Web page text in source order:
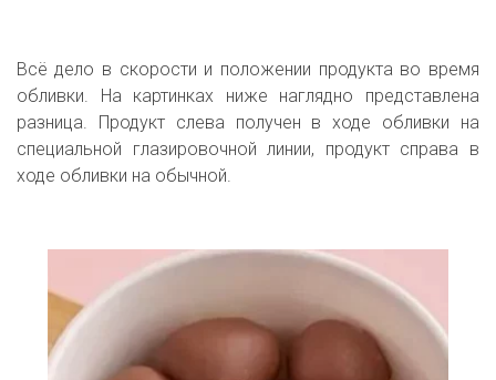
Всё дело в скорости и положении продукта во время
обливки. На картинках ниже наглядно представлена
разница. Продукт слева получен в ходе обливки на
специальной глазировочной линии, продукт справа в
ходе обливки на обычной.